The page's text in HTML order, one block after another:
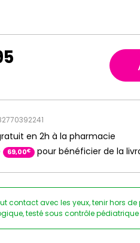
en 2h à la pharmacie
69,00€ pour bénéficier de la
contact avec les yeux, tenir hors
testé sous contrôle pédiatrique